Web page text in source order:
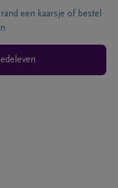
een kaarsje of bestel